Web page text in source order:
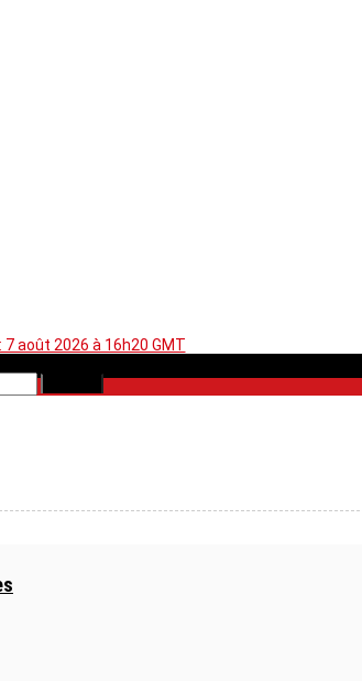
7 août 2026 à 16h20 GMT